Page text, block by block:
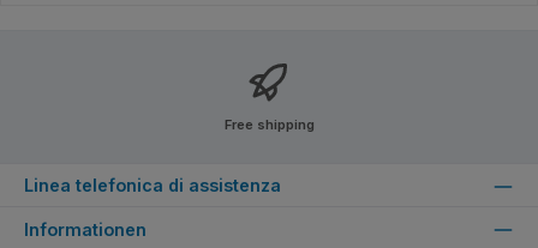
Free shipping
Linea telefonica di assistenza
Informationen